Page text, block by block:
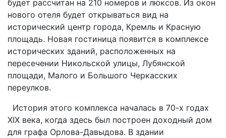
будет рассчитан на 210 номеров и люксов. Из окон
нового отеля будет открываться вид на
исторический центр города, Кремль и Красную
площадь. Новая гостиница появится в комплексе
исторических зданий, расположенных на
пересечении Никольской улицы, Лубянской
площади, Малого и Большого Черкасских
переулков.
История этого комплекса началась в 70-х годах
XIX века, когда здесь был построен доходный дом
для графа Орлова-Давыдова. В здании